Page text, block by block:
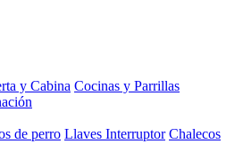
y Cabina Cocinas y Parrillas
de perro Llaves Interruptor Chalecos